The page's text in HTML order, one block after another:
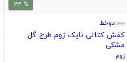
% 23
دوخط
کفش کتانی نایک زوم طرح گل
مشکی
زوم